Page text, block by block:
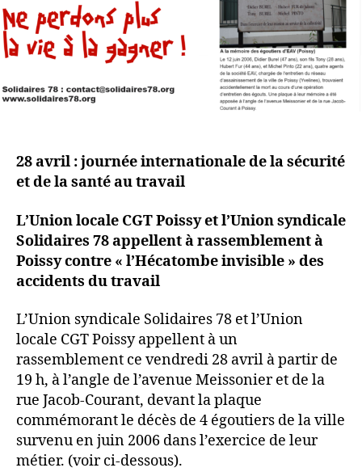
28 avril : journée internationale de la sécurité
et de la santé au travail
L’Union locale CGT Poissy et l’Union syndicale
Solidaires 78 appellent à rassemblement à
Poissy contre « l’Hécatombe invisible » des
accidents du travail
L’Union syndicale Solidaires 78 et l’Union
locale CGT Poissy appellent à un
rassemblement ce vendredi 28 avril à partir de
19 h, à l’angle de l’avenue Meissonier et de la
rue Jacob-Courant, devant la plaque
commémorant le décès de 4 égoutiers de la ville
survenu en juin 2006 dans l’exercice de leur
métier. (voir ci-dessous).